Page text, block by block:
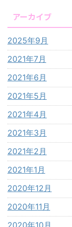
アーカイブ
2025年9月
2021年7月
2021年6月
2021年5月
2021年4月
2021年3月
2021年2月
2021年1月
2020年12月
2020年11月